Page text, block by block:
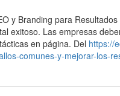
y Branding para
exitoso. Las empresas
en página. Del https://
comunes-y-mejorar-los-